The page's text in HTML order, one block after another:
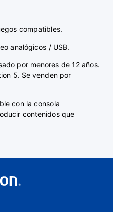
compatibles.
analógicos / USB.
por menores de 12 años.
5. Se venden por
con la consola
contenidos que